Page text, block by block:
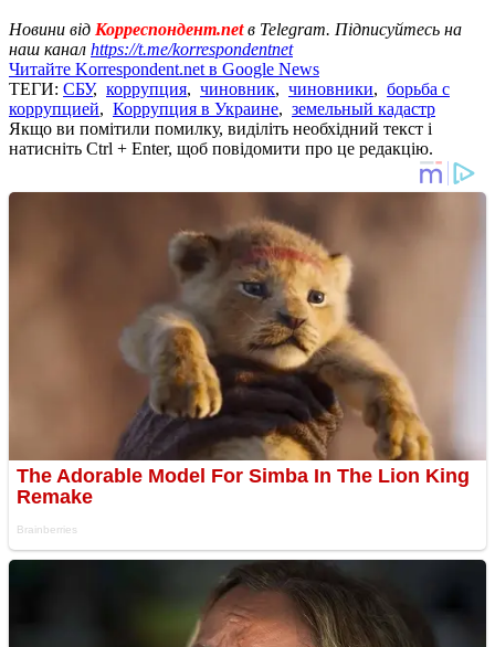
Новини від Корреспондент.netв Telegram. Підписуйтесь на
наш канал https://t.me/korrespondentnet
Читайте Korrespondent.net в Google News
ТЕГИ: СБУ, коррупция, чиновник, чиновники, борьба с
коррупцией, Коррупция в Украине, земельный кадастр
Якщо ви помітили помилку, виділіть необхідний текст і
натисніть Ctrl + Enter, щоб повідомити про це редакцію.